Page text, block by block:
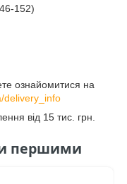
152)
ознайомитися на
delivery_info
від 15 тис. грн.
першими